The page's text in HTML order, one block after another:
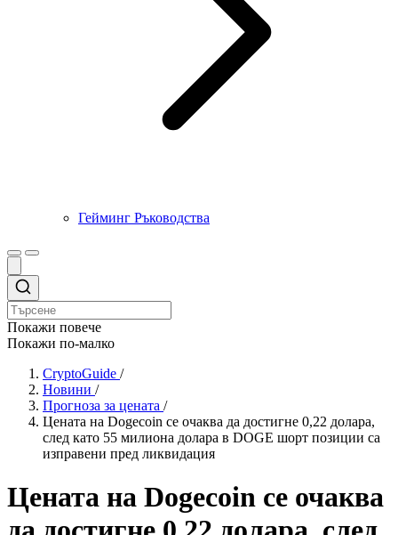
Гейминг Ръководства
Покажи повече
Покажи по-малко
CryptoGuide /
Новини /
Прогноза за цената /
Цената на Dogecoin се очаква да достигне 0,22 долара,
след като 55 милиона долара в DOGE шорт позиции са
изправени пред ликвидация
Цената на Dogecoin се очаква